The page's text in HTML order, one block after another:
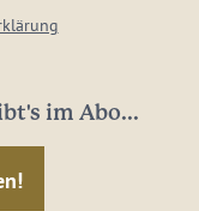
im Abo...